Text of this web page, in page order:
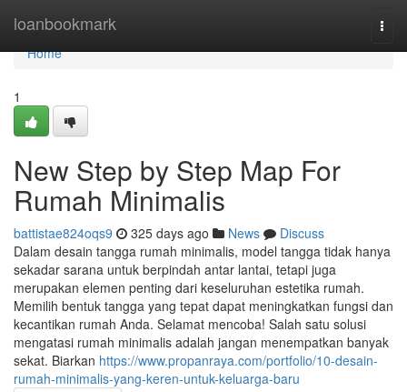
loanbookmark
Home
Home
1
New Step by Step Map For
Rumah Minimalis
battistae824oqs9 325 days ago News
Discuss
Dalam desain tangga rumah minimalis, model tangga tidak hanya
sekadar sarana untuk berpindah antar lantai, tetapi juga
merupakan elemen penting dari keseluruhan estetika rumah.
Memilih bentuk tangga yang tepat dapat meningkatkan fungsi dan
kecantikan rumah Anda. Selamat mencoba! Salah satu solusi
mengatasi rumah minimalis adalah jangan menempatkan banyak
sekat. Biarkan https://www.propanraya.com/portfolio/10-desain-
rumah-minimalis-yang-keren-untuk-keluarga-baru